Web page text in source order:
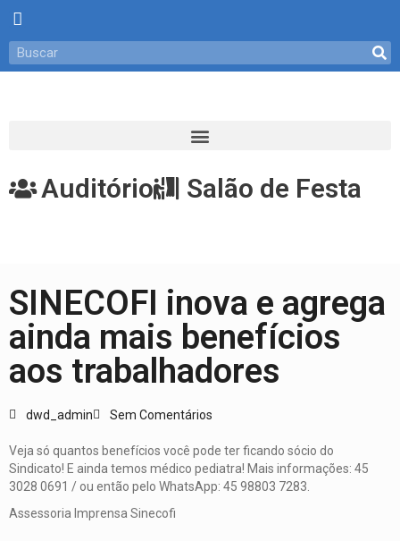
Auditório Salão de Festa
SINECOFI inova e agrega
ainda mais benefícios
aos trabalhadores
dwd_admin Sem Comentários
Veja só quantos benefícios você pode ter ficando sócio do
Sindicato! E ainda temos médico pediatra! Mais informações: 45
3028 0691 / ou então pelo WhatsApp: 45 98803 7283.
Assessoria Imprensa Sinecofi